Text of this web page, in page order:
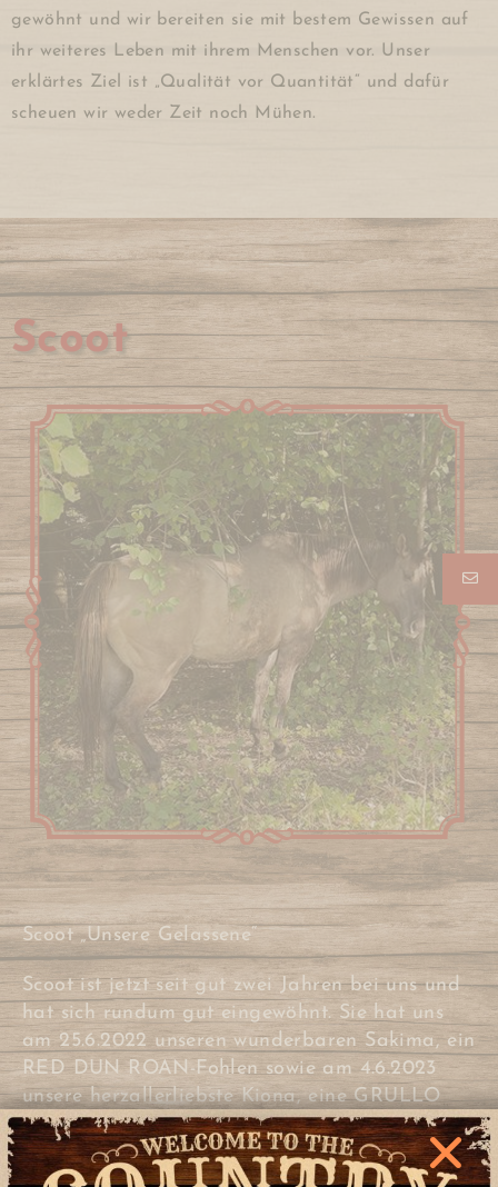
gewöhnt und wir bereiten sie mit bestem Gewissen auf
ihr weiteres Leben mit ihrem Menschen vor. Unser
erklärtes Ziel ist „Qualität vor Quantität“ und dafür
scheuen wir weder Zeit noch Mühen.
Scoot
Scoot „Unsere Gelassene“
Scoot ist jetzt seit gut zwei Jahren bei uns und
hat sich rundum gut eingewöhnt. Sie hat uns
am 25.6.2022 unseren wunderbaren Sakima, ein
RED DUN ROAN-Fohlen sowie am 4.6.2023
unsere herzallerliebste Kiona, eine GRULLO
(ROAN)-Stute, aus der Anpaarung mit Captain
Blue Sparrow, geschenkt und zeichnet sich als
Mutter als absolut hervorragend aus.